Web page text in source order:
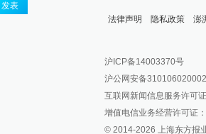
发表
法律声明 隐私政策 澎
澎湃新闻公
澎湃新闻
派生万物
IP
报料邮箱:
沪ICP备14003370号
沪公网安备
互联网新闻信息服务许可
增值电信业务经营许可证
© 2014-2026 上海东方报